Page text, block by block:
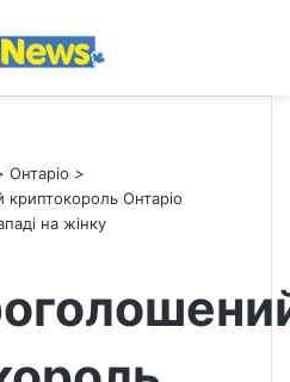
Онтаріо >
Онтаріо
на жінку